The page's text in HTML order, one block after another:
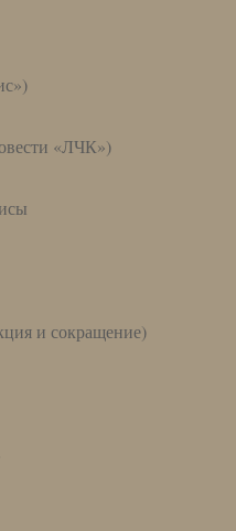
«ЛЧК»)
и сокращение)